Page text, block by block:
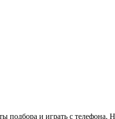
подбора и играть с телефона.